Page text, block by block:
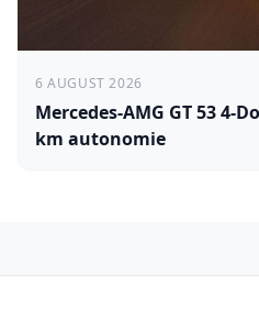
6 AUGUST 2026
Mercedes-AMG GT 53 4-
km autonomie